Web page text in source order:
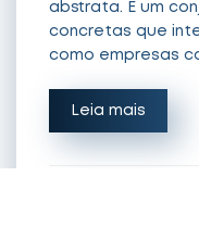
abstrata. É um
concretas que
como empresas
Leia mais